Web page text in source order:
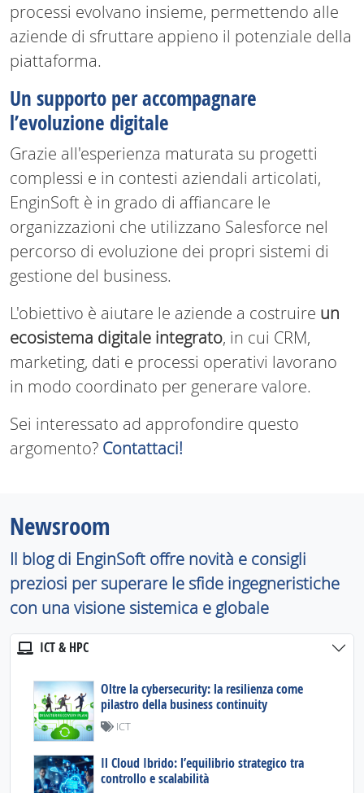
processi evolvano insieme, permettendo alle
aziende di sfruttare appieno il potenziale della
piattaforma.
Un supporto per accompagnare
l’evoluzione digitale
Grazie all'esperienza maturata su progetti
complessi e in contesti aziendali articolati,
EnginSoft è in grado di affiancare le
organizzazioni che utilizzano Salesforce nel
percorso di evoluzione dei propri sistemi di
gestione del business.
L'obiettivo è aiutare le aziende a costruire un
ecosistema digitale integrato, in cui CRM,
marketing, dati e processi operativi lavorano
in modo coordinato per generare valore.
Sei interessato ad approfondire questo
argomento? Contattaci!
Newsroom
Il blog di EnginSoft offre novità e consigli
preziosi per superare le sfide ingegneristiche
con una visione sistemica e globale
ICT & HPC
Oltre la cybersecurity: la resilienza come
pilastro della business continuity
ICT
Il Cloud Ibrido: l’equilibrio strategico tra
controllo e scalabilità